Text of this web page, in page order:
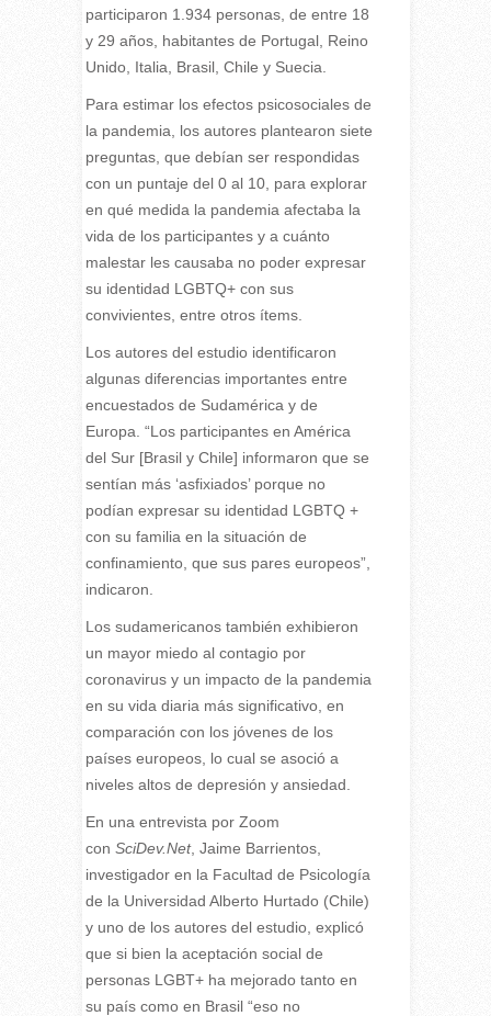
participaron 1.934 personas, de entre 18
y 29 años, habitantes de Portugal, Reino
Unido, Italia, Brasil, Chile y Suecia.
Para estimar los efectos psicosociales de
la pandemia, los autores plantearon siete
preguntas, que debían ser respondidas
con un puntaje del 0 al 10, para explorar
en qué medida la pandemia afectaba la
vida de los participantes y a cuánto
malestar les causaba no poder expresar
su identidad LGBTQ+ con sus
convivientes, entre otros ítems.
Los autores del estudio identificaron
algunas diferencias importantes entre
encuestados de Sudamérica y de
Europa. “Los participantes en América
del Sur [Brasil y Chile] informaron que se
sentían más ‘asfixiados’ porque no
podían expresar su identidad LGBTQ +
con su familia en la situación de
confinamiento, que sus pares europeos”,
indicaron.
Los sudamericanos también exhibieron
un mayor miedo al contagio por
coronavirus y un impacto de la pandemia
en su vida diaria más significativo, en
comparación con los jóvenes de los
países europeos, lo cual se asoció a
niveles altos de depresión y ansiedad.
En una entrevista por Zoom
con SciDev.Net, Jaime Barrientos,
investigador en la Facultad de Psicología
de la Universidad Alberto Hurtado (Chile)
y uno de los autores del estudio, explicó
que si bien la aceptación social de
personas LGBT+ ha mejorado tanto en
su país como en Brasil “eso no